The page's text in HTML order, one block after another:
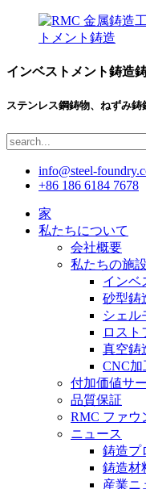
インベストメント鋳造
ステンレス鋼鋳物、ねずみ
info@steel-
+86 186 6184 7678
家
私たちについて
会社概要
私たちの施設
インベ
砂型鋳
シェル
ロスト
真空鋳
CNC加
付加価値サ
品質保証
RMC ファウ
ニュース
鋳造プ
鋳造材
産業ニ